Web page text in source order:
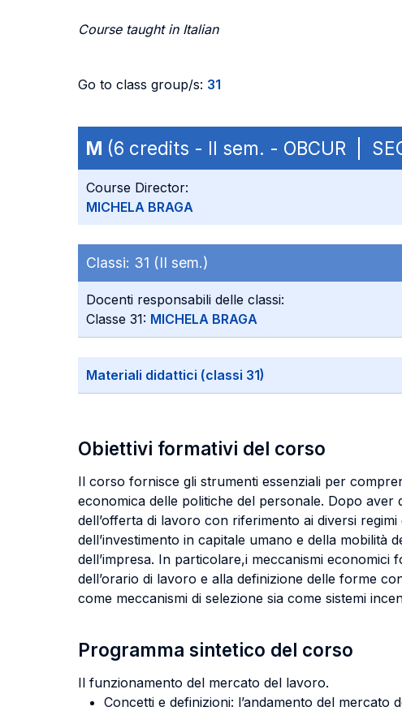
Course taught in Italian
Go to class group/s: 31
M (6 credits - II sem. - OBCUR |
Course Director:
MICHELA BRAGA
Classi: 31 (II sem.)
Docenti responsabili delle classi:
Classe 31: MICHELA BRAGA
Materiali didattici (classi 31)
Obiettivi formativi del corso
Il corso fornisce gli strumenti essenziali per
economica delle politiche del personale. Dopo
dell’offerta di lavoro con riferimento ai diversi
dell’investimento in capitale umano e della mobilità
dell’impresa. In particolare,i meccanismi
dell’orario di lavoro e alla definizione delle forme
come meccanismi di selezione sia come sistemi
Programma sintetico del corso
Il funzionamento del mercato del lavoro.
Concetti e definizioni: l’andamento del mercato